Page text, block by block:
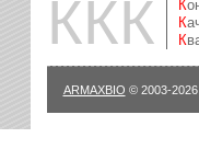
ККК
ARMAXBIO © 2003-2026